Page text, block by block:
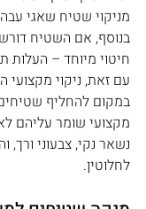
מניקוי שטיח שאגי
בנוסף, אם השטיח
חיטוי מיוחד – העלות
עם זאת, ניקוי
במקום להחליף
מקצועי שומר עליהם
נשאר נקי, צבעוני ורך,
לחלוטין.